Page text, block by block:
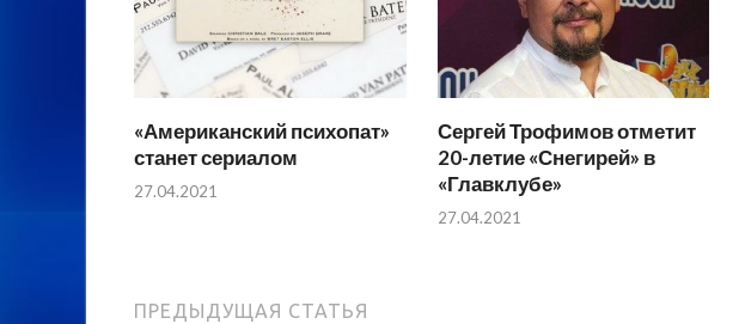
«Американский психопат»
станет сериалом
27.04.2021
Сергей Трофимов отметит
20-летие «Снегирей» в
«Главклубе»
27.04.2021
ПРЕДЫДУЩАЯ СТАТЬЯ